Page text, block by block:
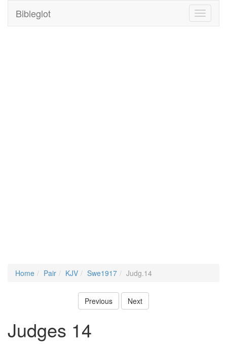
Toggle
Bibleglot
Home Pair KJV Swe1917 Judg.14
Previous Next
Judges 14